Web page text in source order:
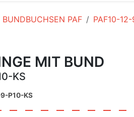
BUNDBUCHSEN PAF PAF10-
MIT BUND
KS
P10-KS